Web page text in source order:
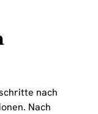
nach
Nach